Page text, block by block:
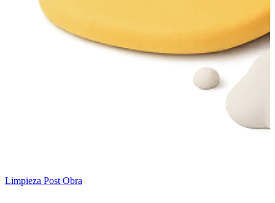
Limpieza Post Obra